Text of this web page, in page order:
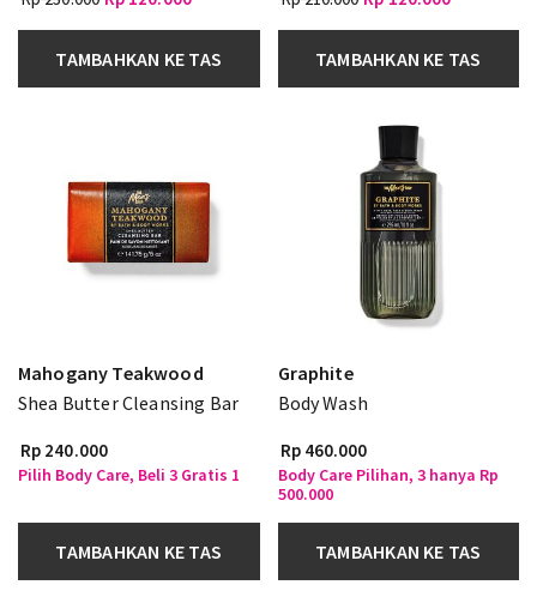
TAMBAHKAN KE TAS TAMBAHKAN KE TAS
Mahogany Teakwood
Shea Butter Cleansing Bar
Rp 240.000
Pilih Body Care, Beli 3 Gratis 1
TAMBAHKAN KE TAS
Graphite
Body Wash
Rp 460.000
Body Care Pilihan, 3 hanya Rp
500.000
TAMBAHKAN KE TAS